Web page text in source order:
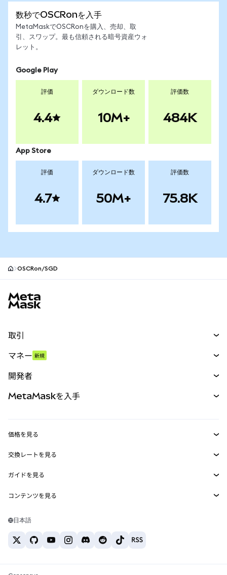
数秒でOSCRonを入手
MetaMaskでOSCRonを購入、売却、取
引、スワップ。最も信頼される暗号資産ウォ
レット。
Google Play
評価
4.4
ダウンロード数
10M+
評価数
484K
App Store
評価
4.7
ダウンロード数
50M+
評価数
75.8K
OSCRon/SGD
取引
パーペチュアル
RWA
マネー 新規
開発者
MetaMask Connect
Snaps
Web3サービス
MetaMaskを入手
セキュリティ
サポート
キャリア
お問い合わせ
価格を見る
イーサリアムの価格
Solanaの価格
Tetherの価格
交換レートを見る
ETH→USD
USDT→INR
BTC→INR
ETH→USDT
ガイドを見る
ETHの購入
USDTの購入
コンテンツを見る
Solanaウォレット
日本語